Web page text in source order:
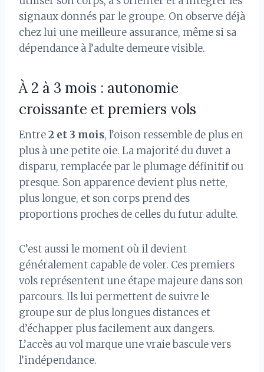
signaux donnés par le groupe. On observe déjà
chez lui une meilleure assurance, même si sa
dépendance à l’adulte demeure visible.
À 2 à 3 mois : autonomie
croissante et premiers vols
Entre2 et 3 mois, l’oison ressemble de plus en
plus à une petite oie. La majorité du duvet a
disparu, remplacée par le plumage définitif ou
presque. Son apparence devient plus nette,
plus longue, et son corps prend des
proportions proches de celles du futur adulte.
C’est aussi le moment où il devient
généralement capable de voler. Ces premiers
vols représentent une étape majeure dans son
parcours. Ils lui permettent de suivre le
groupe sur de plus longues distances et
d’échapper plus facilement aux dangers.
L’accès au vol marque une vraie bascule vers
l’indépendance.